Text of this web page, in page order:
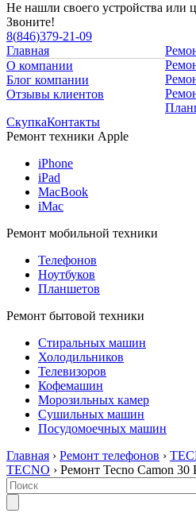
Не нашли своего устройства или
Звоните!
8(846)379-21-09
Главная
О компании
Блог компании
Отзывы клиентов
СкупкаКонтакты
Ремонт техники Apple
iPhone
iPad
MacBook
iMac
Ремонт мобильной техники
Телефонов
Ноутбуков
Планшетов
Ремонт бытовой техники
Стиральных машин
Холодильников
Телевизоров
Кофемашин
Морозильных камер
Сушильных машин
Посудомоечных машин
Главная › Ремонт телефонов ›
TECNO › Ремонт Tecno Camon 30